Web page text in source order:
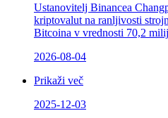
Ustanovitelj Binancea
kriptovalut na ranljivosti
Bitcoina v vrednosti 70,2
2026-08-04
Prikaži več
2025-12-03